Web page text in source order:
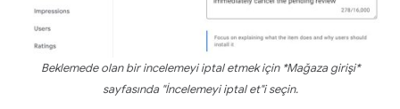
Beklemede olan bir incelemeyi iptal etmek için *Mağaza girişi*
sayfasında "İncelemeyi iptal et"i seçin.